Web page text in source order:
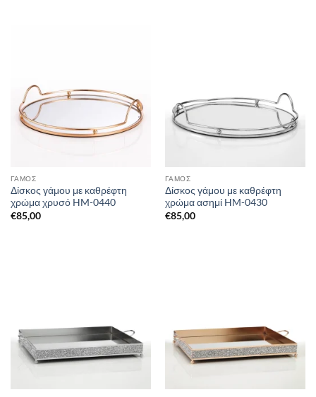
ΓΑΜΟΣ
Δίσκος γάμου με καθρέφτη
χρώμα χρυσό HM-0440
€85,00
ΓΑΜΟΣ
Δίσκος γάμου με καθρέφτη
χρώμα ασημί HM-0430
€85,00